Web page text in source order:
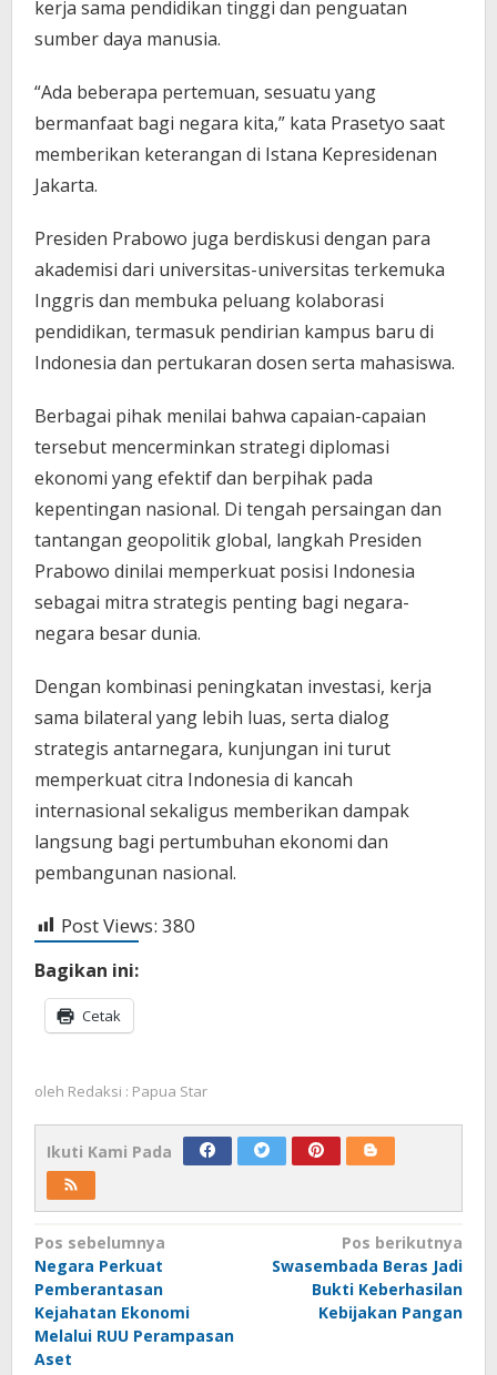
kerja sama pendidikan tinggi dan penguatan
sumber daya manusia.
“Ada beberapa pertemuan, sesuatu yang
bermanfaat bagi negara kita,” kata Prasetyo saat
memberikan keterangan di Istana Kepresidenan
Jakarta.
Presiden Prabowo juga berdiskusi dengan para
akademisi dari universitas-universitas terkemuka
Inggris dan membuka peluang kolaborasi
pendidikan, termasuk pendirian kampus baru di
Indonesia dan pertukaran dosen serta mahasiswa.
Berbagai pihak menilai bahwa capaian-capaian
tersebut mencerminkan strategi diplomasi
ekonomi yang efektif dan berpihak pada
kepentingan nasional. Di tengah persaingan dan
tantangan geopolitik global, langkah Presiden
Prabowo dinilai memperkuat posisi Indonesia
sebagai mitra strategis penting bagi negara-
negara besar dunia.
Dengan kombinasi peningkatan investasi, kerja
sama bilateral yang lebih luas, serta dialog
strategis antarnegara, kunjungan ini turut
memperkuat citra Indonesia di kancah
internasional sekaligus memberikan dampak
langsung bagi pertumbuhan ekonomi dan
pembangunan nasional.
Post Views: 380
Bagikan ini:
Cetak
oleh Redaksi : Papua Star
Ikuti Kami Pada
Navigasi
pos
Pos sebelumnya
Negara Perkuat
Pemberantasan
Kejahatan Ekonomi
Melalui RUU Perampasan
Aset
Pos berikutnya
Swasembada Beras Jadi
Bukti Keberhasilan
Kebijakan Pangan